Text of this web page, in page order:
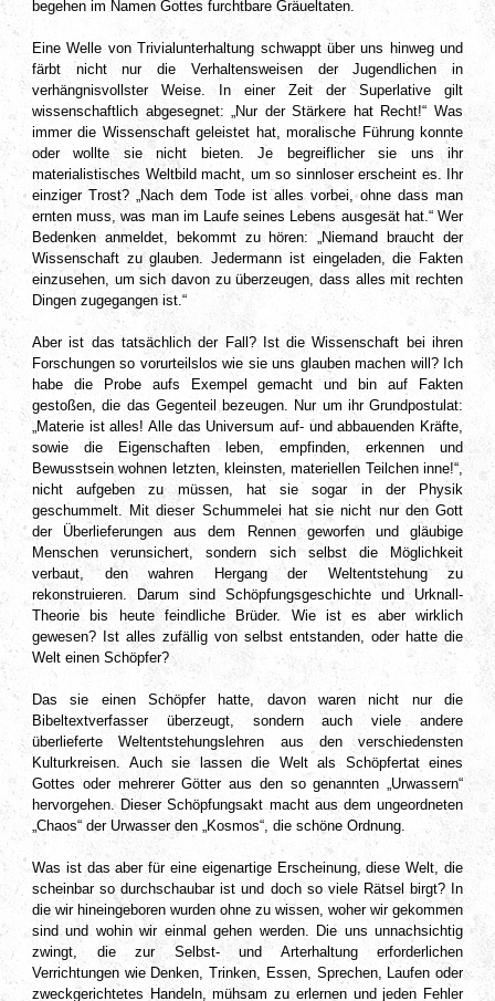
begehen im Namen Gottes furchtbare Gräueltaten.
Eine Welle von Trivialunterhaltung schwappt über uns hinweg und
färbt nicht nur die Verhaltensweisen der Jugendlichen in
verhängnisvollster Weise. In einer Zeit der Superlative gilt
wissenschaftlich abgesegnet: „Nur der Stärkere hat Recht!“ Was
immer die Wissenschaft geleistet hat, moralische Führung konnte
oder wollte sie nicht bieten. Je begreiflicher sie uns ihr
materialistisches Weltbild macht, um so sinnloser erscheint es. Ihr
einziger Trost? „Nach dem Tode ist alles vorbei, ohne dass man
ernten muss, was man im Laufe seines Lebens ausgesät hat.“ Wer
Bedenken anmeldet, bekommt zu hören: „Niemand braucht der
Wissenschaft zu glauben. Jedermann ist eingeladen, die Fakten
einzusehen, um sich davon zu überzeugen, dass alles mit rechten
Dingen zugegangen ist.“
Aber ist das tatsächlich der Fall? Ist die Wissenschaft bei ihren
Forschungen so vorurteilslos wie sie uns glauben machen will? Ich
habe die Probe aufs Exempel gemacht und bin auf Fakten
gestoßen, die das Gegenteil bezeugen. Nur um ihr Grundpostulat:
„Materie ist alles! Alle das Universum auf- und abbauenden Kräfte,
sowie die Eigenschaften leben, empfinden, erkennen und
Bewusstsein wohnen letzten, kleinsten, materiellen Teilchen inne!“,
nicht aufgeben zu müssen, hat sie sogar in der Physik
geschummelt. Mit dieser Schummelei hat sie nicht nur den Gott
der Überlieferungen aus dem Rennen geworfen und gläubige
Menschen verunsichert, sondern sich selbst die Möglichkeit
verbaut, den wahren Hergang der Weltentstehung zu
rekonstruieren. Darum sind Schöpfungsgeschichte und Urknall-
Theorie bis heute feindliche Brüder. Wie ist es aber wirklich
gewesen? Ist alles zufällig von selbst entstanden, oder hatte die
Welt einen Schöpfer?
Das sie einen Schöpfer hatte, davon waren nicht nur die
Bibeltextverfasser überzeugt, sondern auch viele andere
überlieferte Weltentstehungslehren aus den verschiedensten
Kulturkreisen. Auch sie lassen die Welt als Schöpfertat eines
Gottes oder mehrerer Götter aus den so genannten „Urwassern“
hervorgehen. Dieser Schöpfungsakt macht aus dem ungeordneten
„Chaos“ der Urwasser den „Kosmos“, die schöne Ordnung.
Was ist das aber für eine eigenartige Erscheinung, diese Welt, die
scheinbar so durchschaubar ist und doch so viele Rätsel birgt? In
die wir hineingeboren wurden ohne zu wissen, woher wir gekommen
sind und wohin wir einmal gehen werden. Die uns unnachsichtig
zwingt, die zur Selbst- und Arterhaltung erforderlichen
Verrichtungen wie Denken, Trinken, Essen, Sprechen, Laufen oder
zweckgerichtetes Handeln, mühsam zu erlernen und jeden Fehler